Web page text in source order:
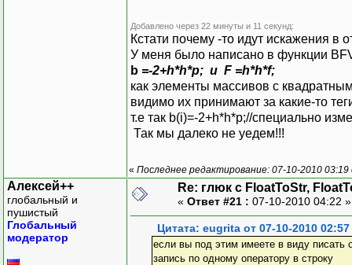
if (i<N-1) sgM-
if (i<N-1) sgM-
}
}
float TForm1::BFvar()
{//
float p,f,x;
{
x=i*h;p=-S/
b[i]=-2+h*h*p;
}
}
Добавлено через 22 минуты и 11 секунд:
Кстати почему -то идут искажения в
У меня было написано в функции
b =-2+h*h*p; и F =h*h*f;
как элементы массивов с
видимо их принимают за какие-то
т.е так b(i)=-2+h*h*p;//специально
Так мы далеко не уедем!!!
« Последнее редактирование: 07-10-2010
Алексей++
глобальный и
пушистый
Глобальный
модератор
Re: глюк с FloatToStr,
« Ответ #21 : 07-10-2010 04:22
Цитата: eugrita от 07-10-2010 02:57
если вы под этим имеете в виду писать
запись по одному оператору в строку